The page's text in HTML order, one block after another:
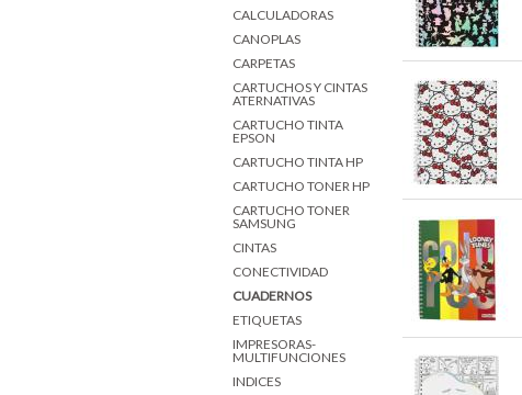
CALCULADORAS
CANOPLAS
CARPETAS
CARTUCHOS Y CINTAS
ATERNATIVAS
CARTUCHO TINTA
EPSON
CARTUCHO TINTA HP
CARTUCHO TONER HP
CARTUCHO TONER
SAMSUNG
CINTAS
CONECTIVIDAD
CUADERNOS
ETIQUETAS
IMPRESORAS-
MULTIFUNCIONES
INDICES